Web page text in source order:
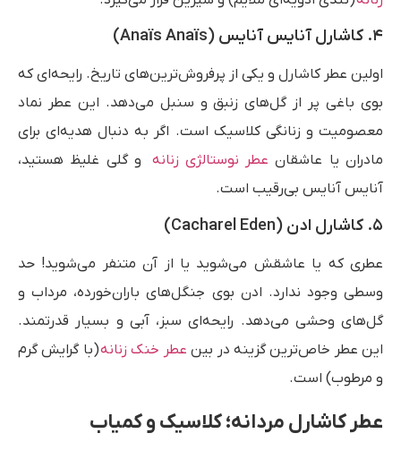
۴. کاشارل آنایس آنایس (Anaïs Anaïs)
اولین عطر کاشارل و یکی از پرفروش‌ترین‌های تاریخ. رایحه‌ای که
بوی باغی پر از گل‌های زنبق و سنبل می‌دهد. این عطر نماد
معصومیت و زنانگی کلاسیک است. اگر به دنبال هدیه‌ای برای
مادران یا عاشقان عطر نوستالژی زنانه و گلی غلیظ هستید،
آنایس آنایس بی‌رقیب است.
۵. کاشارل ادن (Cacharel Eden)
عطری که یا عاشقش می‌شوید یا از آن متنفر می‌شوید! حد
وسطی وجود ندارد. ادن بوی جنگل‌های باران‌خورده، مرداب و
گل‌های وحشی می‌دهد. رایحه‌ای سبز، آبی و بسیار قدرتمند.
این عطر خاص‌ترین گزینه در بین عطر خنک زنانه(با گرایش گرم
و مرطوب) است.
عطر کاشارل مردانه؛ کلاسیک و کمیاب